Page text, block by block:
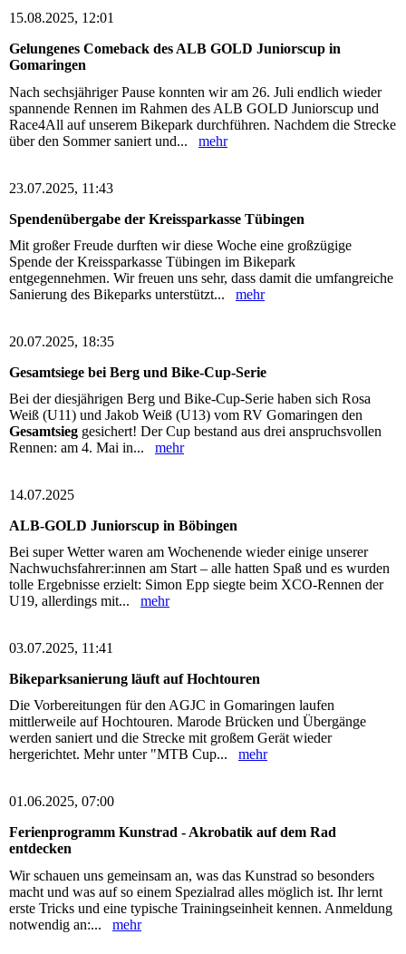
15.08.2025, 12:01
Gelungenes Comeback des ALB GOLD Juniorscup in
Gomaringen
Nach sechsjähriger Pause konnten wir am 26. Juli endlich wieder
spannende Rennen im Rahmen des ALB GOLD Juniorscup und
Race4All auf unserem Bikepark durchführen. Nachdem die Strecke
über den Sommer saniert und... mehr
23.07.2025, 11:43
Spendenübergabe der Kreissparkasse Tübingen
Mit großer Freude durften wir diese Woche eine großzügige
Spende der Kreissparkasse Tübingen im Bikepark
entgegennehmen. Wir freuen uns sehr, dass damit die umfangreiche
Sanierung des Bikeparks unterstützt... mehr
20.07.2025, 18:35
Gesamtsiege bei Berg und Bike-Cup-Serie
Bei der diesjährigen Berg und Bike-Cup-Serie haben sich Rosa
Weiß (U11) und Jakob Weiß (U13) vom RV Gomaringen den
Gesamtsieg gesichert! Der Cup bestand aus drei anspruchsvollen
Rennen: am 4. Mai in... mehr
14.07.2025
ALB-GOLD Juniorscup in Böbingen
Bei super Wetter waren am Wochenende wieder einige unserer
Nachwuchsfahrer:innen am Start – alle hatten Spaß und es wurden
tolle Ergebnisse erzielt: Simon Epp siegte beim XCO-Rennen der
U19, allerdings mit... mehr
03.07.2025, 11:41
Bikeparksanierung läuft auf Hochtouren
Die Vorbereitungen für den AGJC in Gomaringen laufen
mittlerweile auf Hochtouren. Marode Brücken und Übergänge
werden saniert und die Strecke mit großem Gerät wieder
hergerichtet. Mehr unter "MTB Cup... mehr
01.06.2025, 07:00
Ferienprogramm Kunstrad - Akrobatik auf dem Rad
entdecken
Wir schauen uns gemeinsam an, was das Kunstrad so besonders
macht und was auf so einem Spezialrad alles möglich ist. Ihr lernt
erste Tricks und eine typische Trainingseinheit kennen. Anmeldung
notwendig an:... mehr